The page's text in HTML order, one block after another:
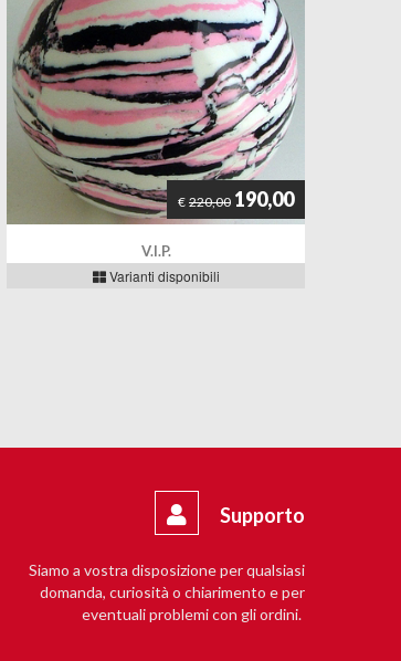
€ 220,00 190,00
V.I.P.
Varianti disponibili
Supporto
Siamo a vostra disposizione per qualsiasi
domanda, curiosità o chiarimento e per
eventuali problemi con gli ordini.